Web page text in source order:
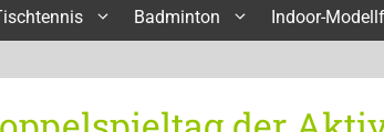
Badminton Indoor-